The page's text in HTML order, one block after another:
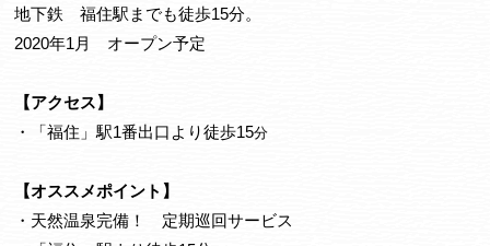
地下鉄 福住駅までも徒歩15分。
2020年1月 オープン予定
【アクセス】
・「福住」駅1番出口より徒歩15分
【オススメポイント】
・天然温泉完備！ 定期巡回サービス